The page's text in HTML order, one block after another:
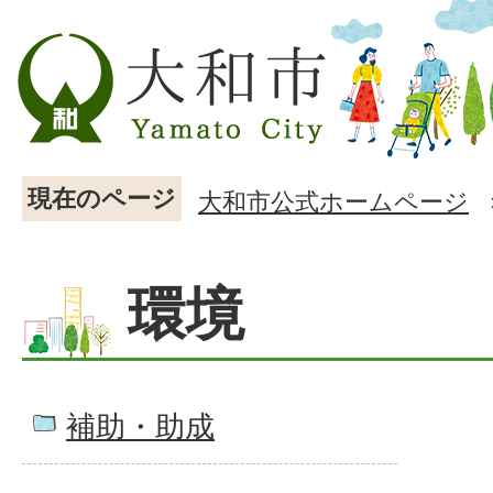
現在のページ 大和市公式ホームページ
環境
補助・助成